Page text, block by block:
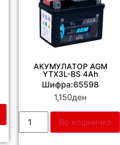
АКУМУЛАТОР AGM
YTX3L-BS 4Ah
Шифра:65598
1,150ден
Во кошничка